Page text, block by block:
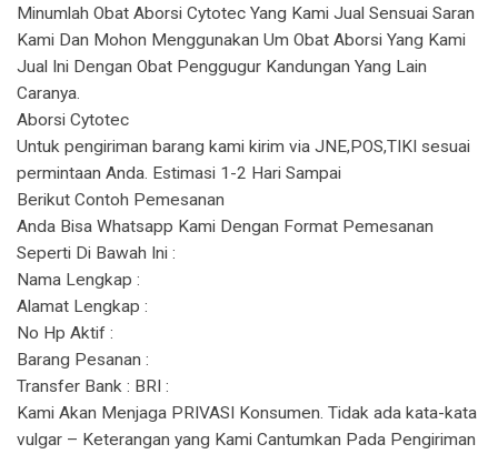
Minumlah Obat Aborsi Cytotec Yang Kami Jual Sensuai Saran
Kami Dan Mohon Menggunakan Um Obat Aborsi Yang Kami
Jual Ini Dengan Obat Penggugur Kandungan Yang Lain
Caranya.
Aborsi Cytotec
Untuk pengiriman barang kami kirim via JNE,POS,TIKI sesuai
permintaan Anda. Estimasi 1-2 Hari Sampai
Berikut Contoh Pemesanan
Anda Bisa Whatsapp Kami Dengan Format Pemesanan
Seperti Di Bawah Ini :
Nama Lengkap :
Alamat Lengkap :
No Hp Aktif :
Barang Pesanan :
Transfer Bank : BRI :
Kami Akan Menjaga PRIVASI Konsumen. Tidak ada kata-kata
vulgar – Keterangan yang Kami Cantumkan Pada Pengiriman